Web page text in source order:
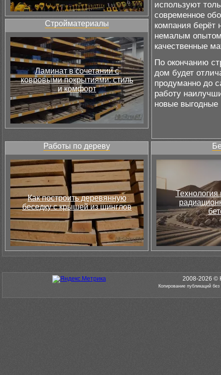
Стройматериалы
Ламинат в сочетании с
ковровыми покрытиями: стиль
и комфорт
используют
современное
компания берёт
немалым опытом
качественные
По окончанию
дом будет
продуманно до
работу
новые выгодные
Работы по дереву
Как построить деревянную
беседку с крышей из шинглов
Технология
2008-2026 ©
Копирование публикаций